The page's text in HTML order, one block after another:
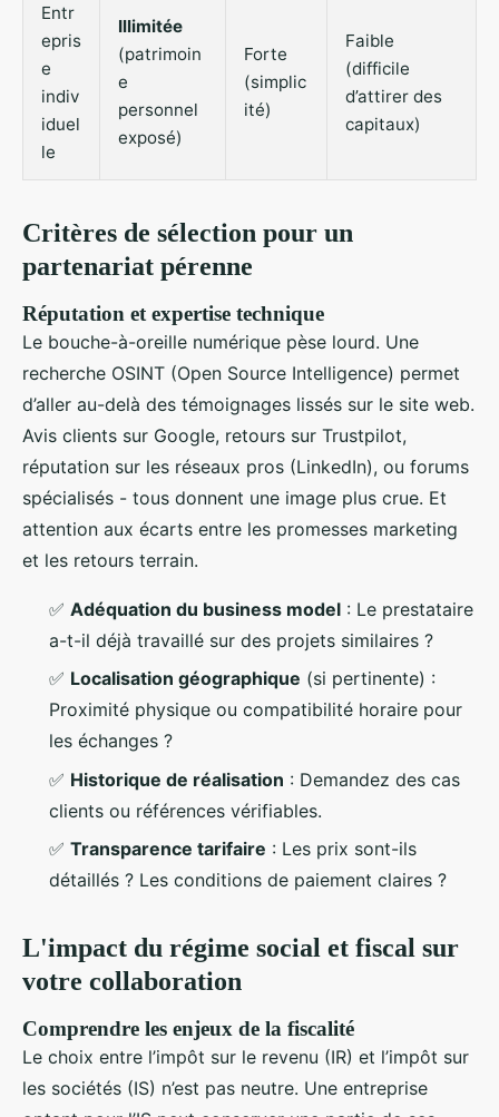
Entr
epris
e
indiv
iduel
le
Illimitée
(patrimoin
e
personnel
exposé)
Forte
(simplic
ité)
Faible
(difficile
d’attirer des
capitaux)
Critères de sélection pour un
partenariat pérenne
Réputation et expertise technique
Le bouche-à-oreille numérique pèse lourd. Une
recherche OSINT (Open Source Intelligence) permet
d’aller au-delà des témoignages lissés sur le site web.
Avis clients sur Google, retours sur Trustpilot,
réputation sur les réseaux pros (LinkedIn), ou forums
spécialisés - tous donnent une image plus crue. Et
attention aux écarts entre les promesses marketing
et les retours terrain.
✅ Adéquation du business model : Le prestataire
a-t-il déjà travaillé sur des projets similaires ?
✅ Localisation géographique (si pertinente) :
Proximité physique ou compatibilité horaire pour
les échanges ?
✅ Historique de réalisation : Demandez des cas
clients ou références vérifiables.
✅ Transparence tarifaire : Les prix sont-ils
détaillés ? Les conditions de paiement claires ?
L'impact du régime social et fiscal sur
votre collaboration
Comprendre les enjeux de la fiscalité
Le choix entre l’impôt sur le revenu (IR) et l’impôt sur
les sociétés (IS) n’est pas neutre. Une entreprise